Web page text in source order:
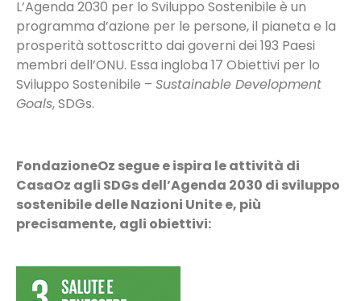
L’Agenda 2030 per lo Sviluppo Sostenibile è un
programma d’azione per le persone, il pianeta e la
prosperità sottoscritto dai governi dei 193 Paesi
membri dell’ONU. Essa ingloba 17 Obiettivi per lo
Sviluppo Sostenibile – Sustainable Development
Goals, SDGs.
FondazioneOz segue e ispira le attività di
CasaOz agli SDGs dell’Agenda 2030 di sviluppo
sostenibile delle Nazioni Unite e, più
precisamente, agli obiettivi: